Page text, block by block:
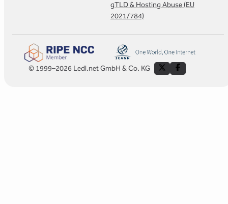
gTLD & Hosting Abuse (EU
2021/784)
© 1999–2026 Ledl.net GmbH & Co. KG